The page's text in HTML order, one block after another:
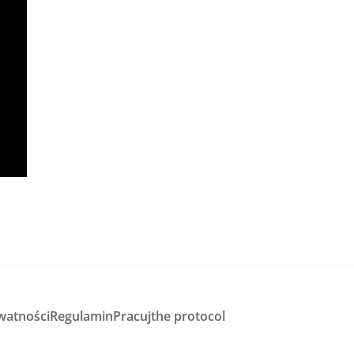
RegulaminPracujthe protocol